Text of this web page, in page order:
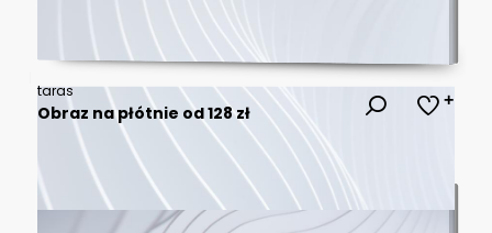
taras
Obraz na płótnie od 128 zł